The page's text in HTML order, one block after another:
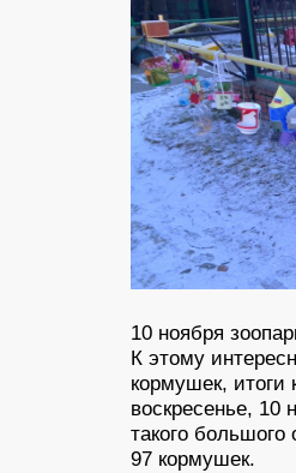
10 ноября
К этому
кормушек, итоги
воскресенье, 10
такого большого
97 кормушек.